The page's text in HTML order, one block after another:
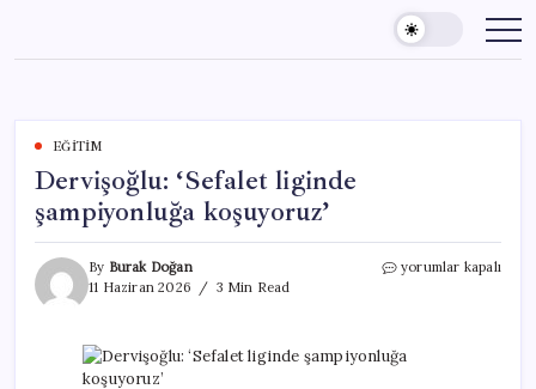
content
EĞITIM
Dervişoğlu: ‘Sefalet liginde
şampiyonluğa koşuyoruz’
By Burak Doğan
11 Haziran 2026
3 Min Read
Dervişoğlu:
için
yorumlar kapalı